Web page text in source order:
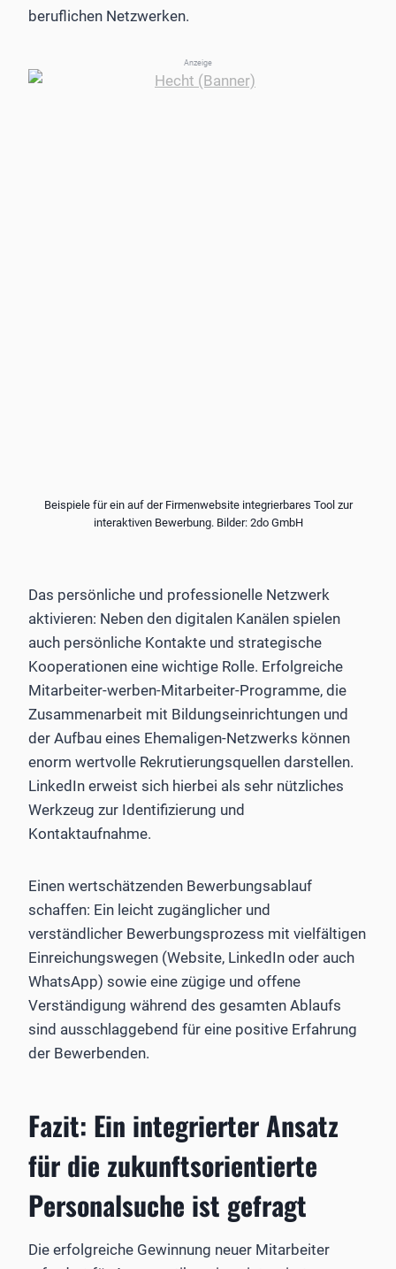
beruflichen Netzwerken.
Anzeige
Beispiele für ein auf der Firmenwebsite integrierbares Tool zur
interaktiven Bewerbung. Bilder: 2do GmbH
Das persönliche und professionelle Netzwerk
aktivieren: Neben den digitalen Kanälen spielen
auch persönliche Kontakte und strategische
Kooperationen eine wichtige Rolle. Erfolgreiche
Mitarbeiter-werben-Mitarbeiter-Programme, die
Zusammenarbeit mit Bildungseinrichtungen und
der Aufbau eines Ehemaligen-Netzwerks können
enorm wertvolle Rekrutierungsquellen darstellen.
LinkedIn erweist sich hierbei als sehr nützliches
Werkzeug zur Identifizierung und
Kontaktaufnahme.
Einen wertschätzenden Bewerbungsablauf
schaffen: Ein leicht zugänglicher und
verständlicher Bewerbungsprozess mit vielfältigen
Einreichungswegen (Website, LinkedIn oder auch
WhatsApp) sowie eine zügige und offene
Verständigung während des gesamten Ablaufs
sind ausschlaggebend für eine positive Erfahrung
der Bewerbenden.
Fazit: Ein integrierter Ansatz
für die zukunftsorientierte
Personalsuche ist gefragt
Die erfolgreiche Gewinnung neuer Mitarbeiter